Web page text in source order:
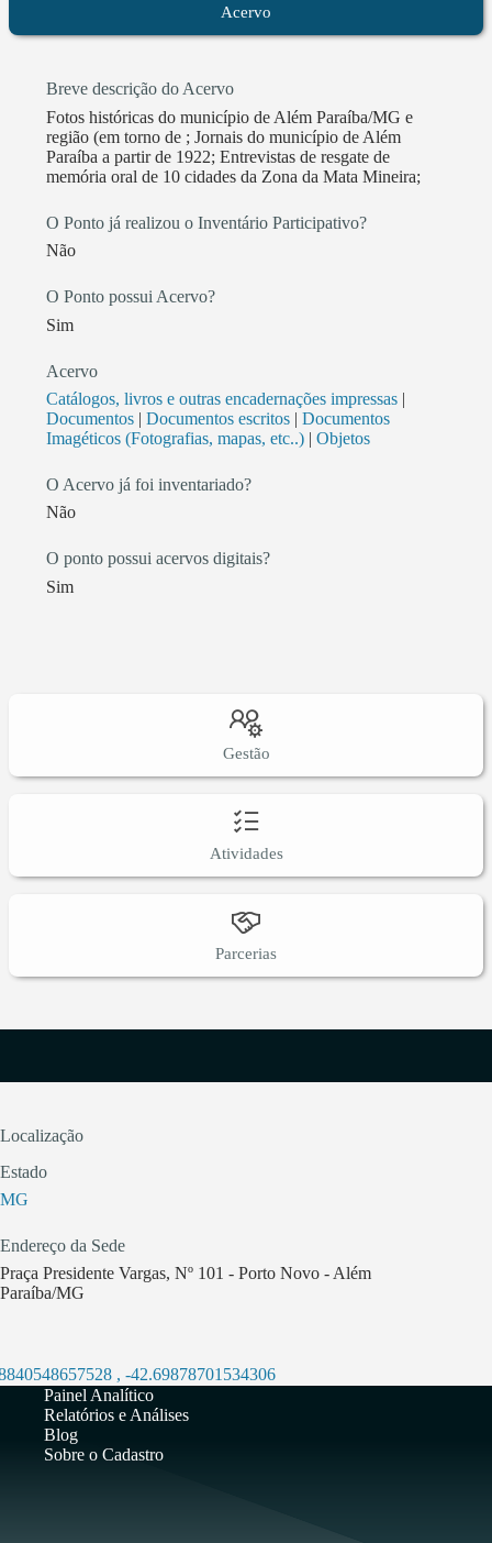
Acervo
Breve descrição do Acervo
Fotos históricas do município de Além Paraíba/MG e
região (em torno de ; Jornais do município de Além
Paraíba a partir de 1922; Entrevistas de resgate de
memória oral de 10 cidades da Zona da Mata Mineira;
O Ponto já realizou o Inventário Participativo?
Não
O Ponto possui Acervo?
Sim
Acervo
Catálogos, livros e outras encadernações impressas |
Documentos | Documentos escritos | Documentos
Imagéticos (Fotografias, mapas, etc..) | Objetos
O Acervo já foi inventariado?
Não
O ponto possui acervos digitais?
Sim
Gestão
Atividades
Parcerias
Localização
Estado
MG
Endereço da Sede
Praça Presidente Vargas, Nº 101 - Porto Novo - Além
Paraíba/MG
, -42.69878701534306
Painel Analítico
Relatórios e Análises
Blog
Sobre o Cadastro